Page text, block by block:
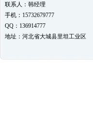
联系人：韩经理
手机：15732679777
QQ：136914777
地址：河北省大城县里坦工业区